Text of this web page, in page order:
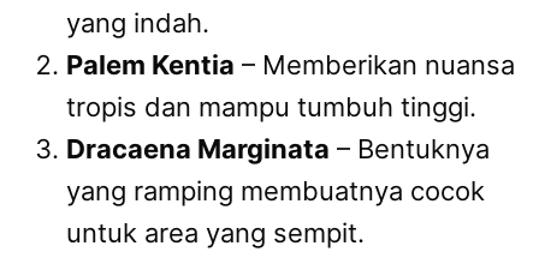
yang indah.
Palem Kentia – Memberikan nuansa
tropis dan mampu tumbuh tinggi.
Dracaena Marginata – Bentuknya
yang ramping membuatnya cocok
untuk area yang sempit.